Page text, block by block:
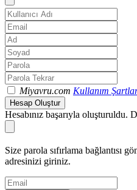
Miyavru.com Kullanım
Hesap Oluştur
Hesabınız başarıyla oluşturuldu.
Size parola sıfırlama bağlantısı
adresinizi giriniz.